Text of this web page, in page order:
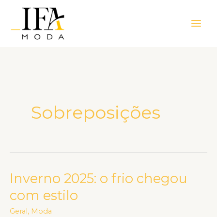
Menu
Sobreposições
Inverno 2025: o frio chegou
com estilo
Geral , Moda
Inverno
o
frio